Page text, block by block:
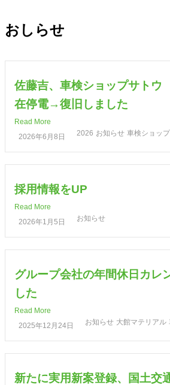
容
を秋田県大館市の建設会社
おしらせ
佐藤吉、車検ショップサト
在停電→復旧しました
Read More
2026年6月8日
2026 お知らせ 車検ショッ
採用情報をUP
Read More
2026年1月5日
お知らせ
グループ会社の年間休日カレ
した
Read More
2025年12月24日
お知らせ 大館マテリアル
新たに実用新案登録、国土交